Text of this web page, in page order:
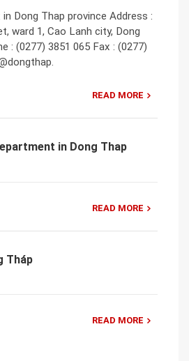
Dong Thap province Address :
ward 1, Cao Lanh city, Dong
: (0277) 3851 065 Fax : (0277)
READ MORE
in Dong Thap
READ MORE
Tháp
READ MORE